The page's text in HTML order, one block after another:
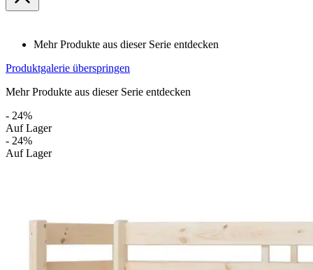
Mehr Produkte aus dieser Serie entdecken
Produktgalerie überspringen
Mehr Produkte aus dieser Serie entdecken
- 24%
Auf Lager
- 24%
Auf Lager